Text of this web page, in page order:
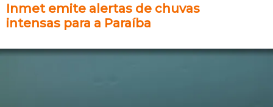
Inmet emite alertas de chuvas
intensas para a Paraíba